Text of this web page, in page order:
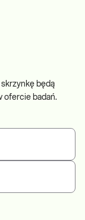
będą
ofercie badań.